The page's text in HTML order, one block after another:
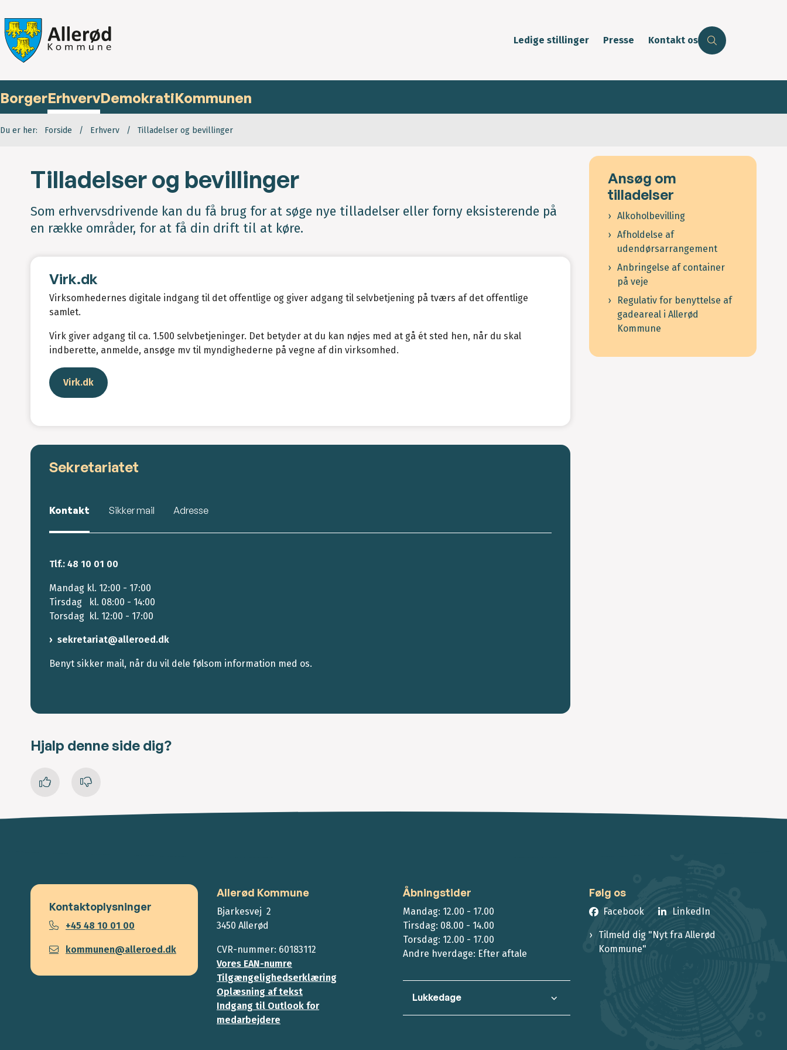
Ledige stillinger Presse Kontakt os
BorgerErhvervDemokratiKommunen
Du er her: Forside Erhverv Tilladelser og bevillinger
Tilladelser og bevillinger
Som erhvervsdrivende kan du få brug for at søge nye tilladelser eller forny eksisterende på
en række områder, for at få din drift til at køre.
Virk.dk
Virksomhedernes digitale indgang til det offentlige og giver adgang til selvbetjening på tværs af det offentlige
samlet.
Virk giver adgang til ca. 1.500 selvbetjeninger. Det betyder at du kan nøjes med at gå ét sted hen, når du skal
indberette, anmelde, ansøge mv til myndighederne på vegne af din virksomhed.
Virk.dk
Ansøg om
tilladelser
Alkoholbevilling
Afholdelse af
udendørsarrangement
Anbringelse af container
på veje
Regulativ for benyttelse af
gadeareal i Allerød
Kommune
Sekretariatet
Kontakt Sikker mail Adresse
Tlf.: 48 10 01 00
Mandag kl. 12:00 - 17:00
Tirsdag kl. 08:00 - 14:00
Torsdag kl. 12:00 - 17:00
sekretariat@alleroed.dk
Benyt sikker mail, når du vil dele følsom information med os.
Hjalp denne side dig?
Kontaktoplysninger
+45 48 10 01 00
kommunen@alleroed.dk
Allerød Kommune
Bjarkesvej 2
3450 Allerød
CVR-nummer: 60183112
Vores EAN-numre
Tilgængelighedserklæring
Oplæsning af tekst
Indgang til Outlook for
medarbejdere
Åbningstider
Mandag: 12.00 - 17.00
Tirsdag: 08.00 - 14.00
Torsdag: 12.00 - 17.00
Andre hverdage: Efter aftale
Lukkedage
Følg os
Facebook LinkedIn
Tilmeld dig "Nyt fra Allerød
Kommune"